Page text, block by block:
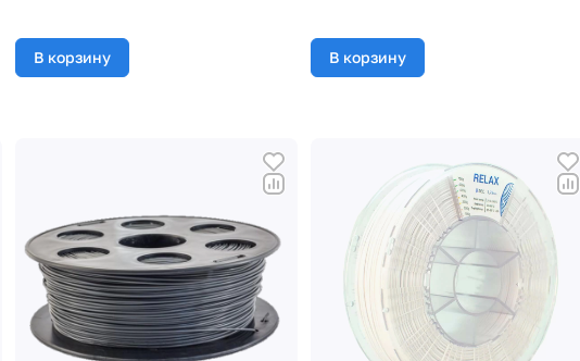
В корзину В корзину